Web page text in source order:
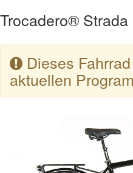
Trocadero® Strada
Dieses
aktuellen